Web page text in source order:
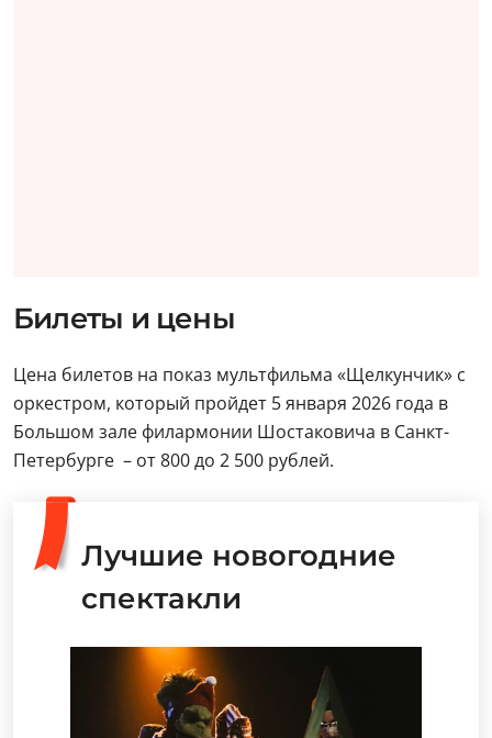
Билеты и цены
Цена билетов на показ мультфильма «Щелкунчик» с
оркестром, который пройдет 5 января 2026 года в
Большом зале филармонии Шостаковича в Санкт-
Петербурге – от 800 до 2 500 рублей.
Лучшие новогодние
спектакли